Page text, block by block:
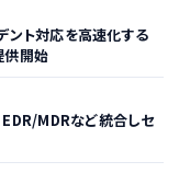
ト対応を高速化する
開始
MDRなど統合しセ